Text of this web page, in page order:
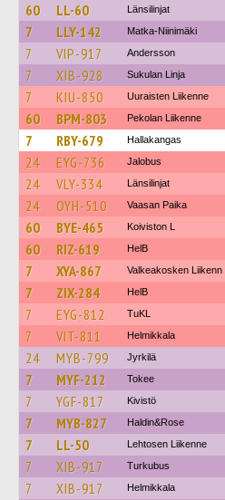
60 LL-60 Länsilinjat
7 LLY-142 Matka-Niinimäki
7 VIP-917 Andersson
7 XIB-928 Sukulan Linja
7 KIU-850 Uuraisten Liikenne
60 BPM-803 Pekolan Liikenne
7 RBY-679 Hallakangas
24 EYG-736 Jalobus
24 VLY-334 Länsilinjat
24 OYH-510 Vaasan Paika
60 BYE-465 Koiviston L
60 RIZ-619 HelB
7 XYA-867 Valkeakosken Liikenn
7 ZIX-284 HelB
7 EYG-812 TuKL
7 VIT-811 Helmikkala
24 MYB-799 Jyrkilä
7 MYF-212 Tokee
7 YGF-817 Kivistö
7 MYB-827 Haldin&Rose
7 LL-50 Lehtosen Liikenne
7 XIB-917 Turkubus
7 XIB-917 Helmikkala